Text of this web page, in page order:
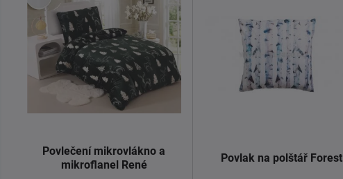
Povlečení mikrovlákno a
mikroflanel René
Povlak na polštář Forest